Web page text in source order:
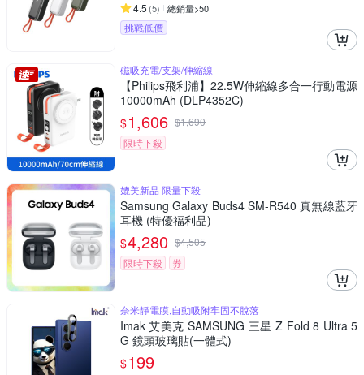
4.5 (5) 總銷量>50
挑戰低價
磁吸充電/支架/伸縮線
【Philips飛利浦】22.5W伸縮線多合一行動電源
10000mAh (DLP4352C)
$1,606 $1,690
限時下殺
媲美新品 限量下殺
Samsung Galaxy Buds4 SM-R540 真無線藍牙
耳機 (特優福利品)
$4,280 $4,505
限時下殺
券
奈米靜電膜,自動吸附牢固不脫落
Imak 艾美克 SAMSUNG 三星 Z Fold 8 Ultra 5
G 鏡頭玻璃貼(一體式)
$199